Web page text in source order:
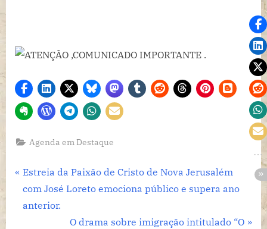
Agenda em Destaque
Navegação
de
P
r
e
Estreia da Paixão de Cristo de Nova Jerusalém
com José Loreto emociona público e supera ano
anterior.
N
O drama sobre imigração intitulado “O